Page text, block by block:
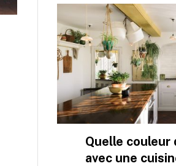
Quelle couleur
avec une